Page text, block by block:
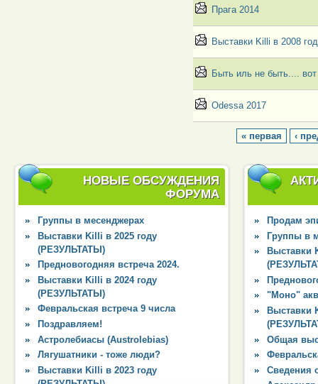
Прага 2014
Выставки Killi в 2008
Быть иль не быть....
Odessa 2017
« первая ‹
НОВЫЕ ОБСУЖДЕНИЯ
ФОРУМА
Группы в месенджерах
Выставки Killi в 2025 году
(РЕЗУЛЬТАТЫ)
Предновогодняя встреча 2024.
Выставки Killi в 2024 году
(РЕЗУЛЬТАТЫ)
Февральская встреча 9 числа
Поздравляем!
Астролебиасы (Austrolebias)
Лягушатники - тоже люди?
Выставки Killi в 2023 году
Продам
Группы в
Выставки
"Моно"
Выставки
Общая
Сведения